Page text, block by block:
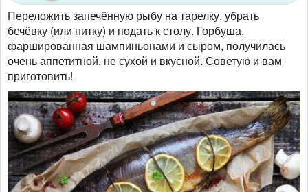
Переложить запечённую рыбу на тарелку, убрать
бечёвку (или нитку) и подать к столу. Горбуша,
фаршированная шампиньонами и сыром, получилась
очень аппетитной, не сухой и вкусной. Советую и вам
приготовить!